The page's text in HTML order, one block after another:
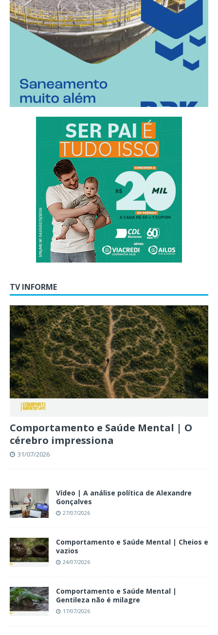
TV INFORME
Comportamento e Saúde Mental | O
cérebro impressiona
31/07/2026
Vídeo | A análise política de Alexandre
Gonçalves
27/07/2026
Comportamento e Saúde Mental | Cheios e
vazios
24/07/2026
Comportamento e Saúde Mental |
Gentileza não é milagre
17/07/2026